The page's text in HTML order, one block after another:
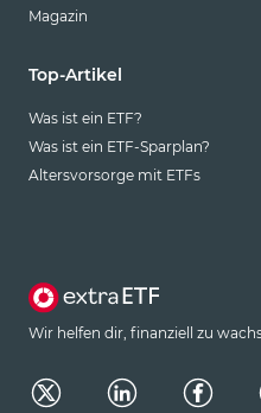
Magazin
Top-Artikel
Was ist ein ETF?
Was ist ein ETF-Sparplan?
Altersvorsorge mit ETFs
Wir helfen dir, finanziell zu